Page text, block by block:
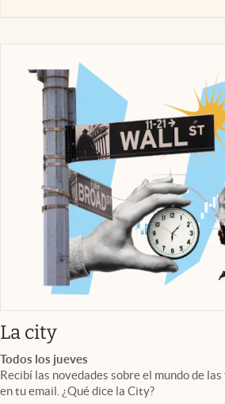
La cityabre en nueva
Todos los jueves
Recibí las novedades sobre el mundo de
en tu email. ¿Qué dice la City?